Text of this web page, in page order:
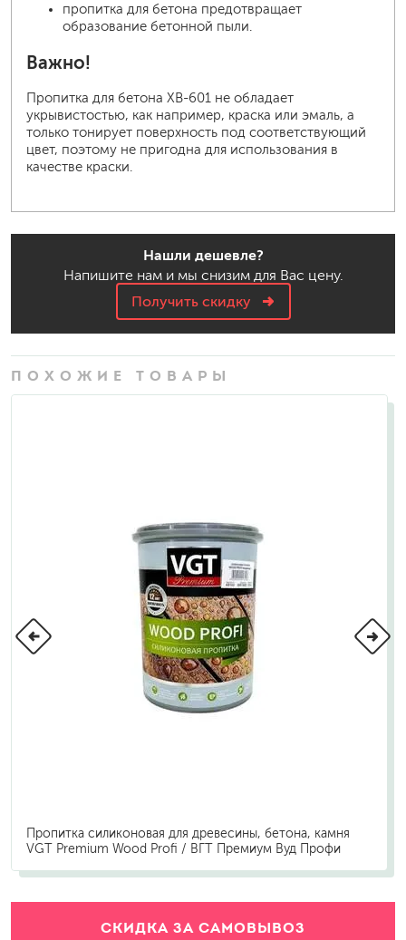
пропитка для бетона предотвращает
образование бетонной пыли.
Важно!
Пропитка для бетона ХВ-601 не обладает
укрывистостью, как например, краска или эмаль, а
только тонирует поверхность под соответствующий
цвет, поэтому не пригодна для использования в
качестве краски.
Нашли дешевле?
Напишите нам и мы снизим для Вас цену.
Получить скидку
ПОХОЖИЕ ТОВАРЫ
Пропитка силиконовая для древесины, бетона, камня
VGT Premium Wood Profi / ВГТ Премиум Вуд Профи
СКИДКА ЗА САМОВЫВОЗ